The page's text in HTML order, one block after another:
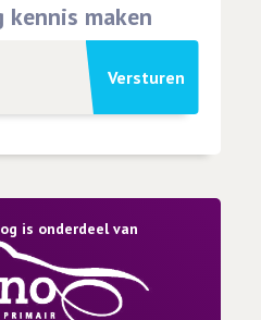
kennis maken
Versturen
is onderdeel van